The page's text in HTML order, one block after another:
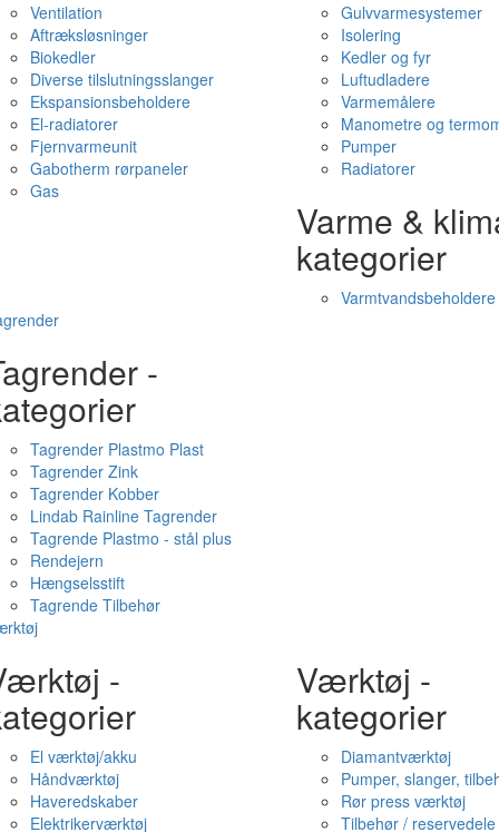
Ventilation
Aftræksløsninger
Biokedler
Diverse tilslutningsslanger
Ekspansionsbeholdere
El-radiatorer
Fjernvarmeunit
Gabotherm rørpaneler
Gas
Gulvvarmesystemer
Isolering
Kedler og fyr
Luftudladere
Varmemålere
Manometre og
Pumper
Radiatorer
Varme &
kategorier
Varmtvandsbeholdere
-
Tagrender Plastmo Plast
Tagrender Zink
Tagrender Kobber
Lindab Rainline Tagrender
Tagrende Plastmo - stål plus
Rendejern
Hængselsstift
Tagrende Tilbehør
-
El værktøj/akku
Håndværktøj
Haveredskaber
Elektrikerværktøj
Værktøj -
kategorier
Diamantværktøj
Pumper, slanger,
Rør press værktøj
Tilbehør / reservedele